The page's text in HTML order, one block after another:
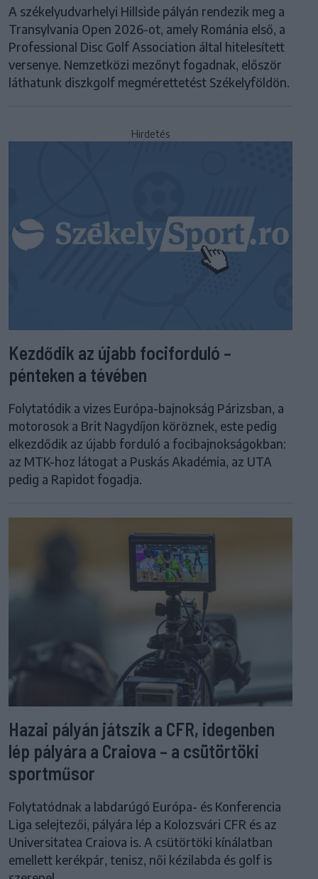
A székelyudvarhelyi Hillside pályán rendezik meg a
Transylvania Open 2026-ot, amely Románia első, a
Professional Disc Golf Association által hitelesített
versenye. Nemzetközi mezőnyt fogadnak, először
láthatunk diszkgolf megmérettetést Székelyföldön.
Hirdetés
Kezdődik az újabb fociforduló –
pénteken a tévében
Folytatódik a vizes Európa-bajnokság Párizsban, a
motorosok a Brit Nagydíjon köröznek, este pedig
elkezdődik az újabb forduló a focibajnokságokban:
az MTK-hoz látogat a Puskás Akadémia, az UTA
pedig a Rapidot fogadja.
Hazai pályán játszik a CFR, idegenben
lép pályára a Craiova – a csütörtöki
sportműsor
Folytatódnak a labdarúgó Európa- és Konferencia
Liga selejtezői, pályára lép a Kolozsvári CFR és az
Universitatea Craiova is. A csütörtöki kínálatban
emellett kerékpár, tenisz, női kézilabda és golf is